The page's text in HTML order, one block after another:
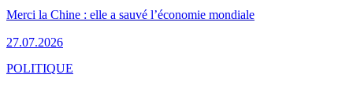
Merci la Chine : elle a sauvé l’économie mondiale
27.07.2026
POLITIQUE